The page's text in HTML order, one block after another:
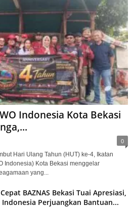
Indonesia Kota Bekasi
0
Hari Ulang Tahun (HUT) ke-4, Ikatan
Indonesia) Kota Bekasi menggelar
yang...
BAZNAS Bekasi Tuai Apresiasi,
Indonesia Perjuangkan Bantuan...